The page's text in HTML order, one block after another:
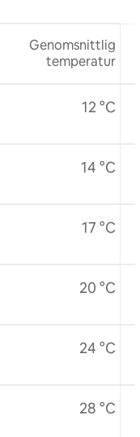
Genomsnittlig
temperatur
12 °C
14 °C
17 °C
20 °C
24 °C
28 °C